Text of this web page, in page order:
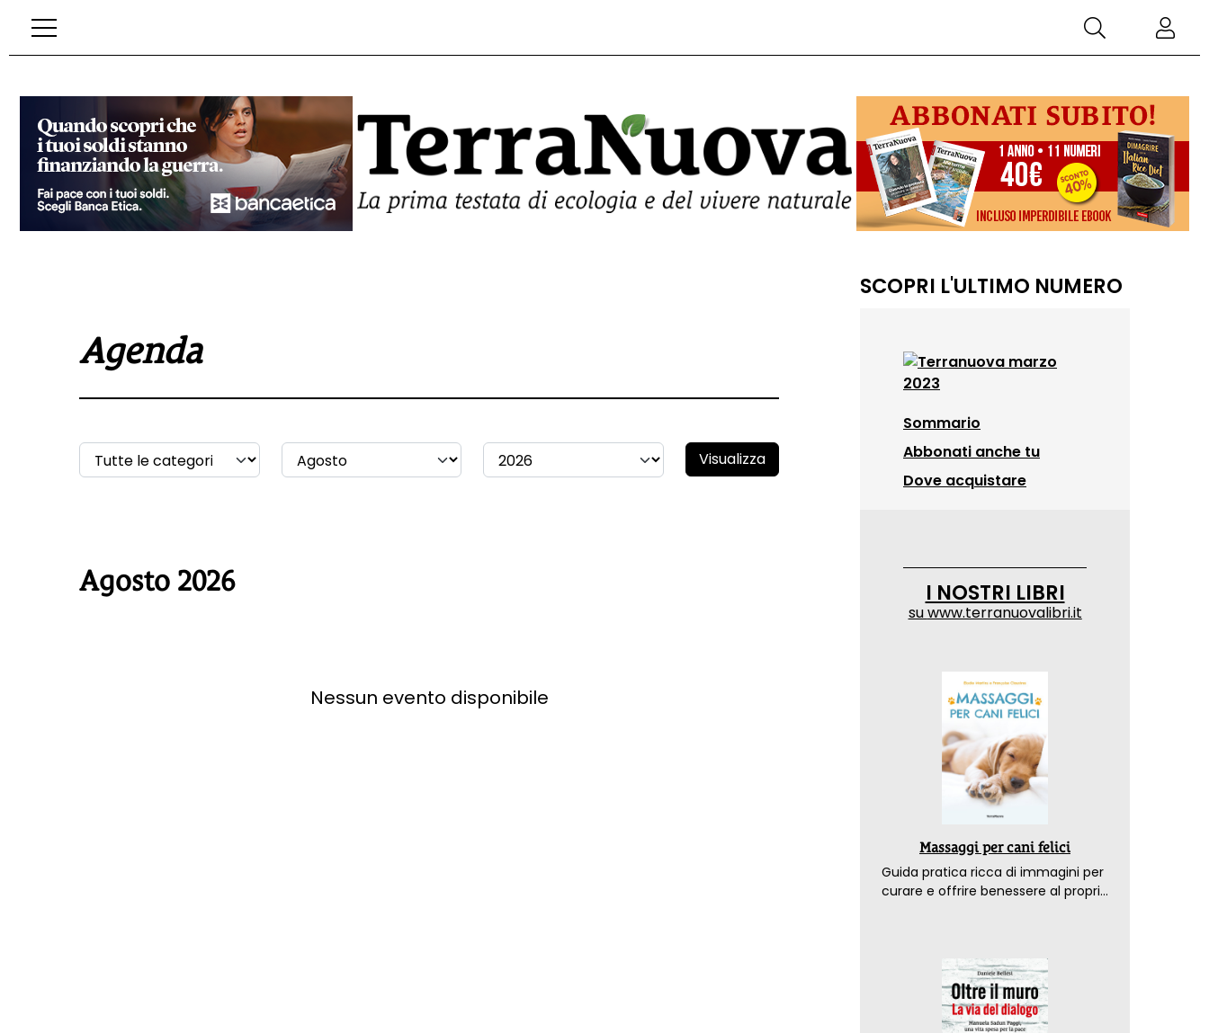
Agenda
Visualizza
Agosto 2026
Nessun evento disponibile
SCOPRI L'ULTIMO NUMERO
Sommario
Abbonati anche tu
Dove acquistare
I NOSTRI LIBRI
suwww.terranuovalibri.it
Massaggi per cani felici
Guida pratica ricca di immagini per
curare e offrire benessere al proprio